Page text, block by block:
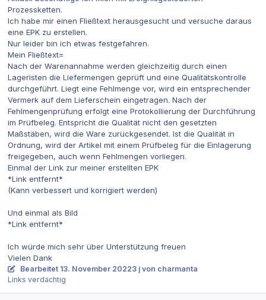
Prozessketten.
Ich habe mir einen Fließtext herausgesucht und versuche daraus
eine EPK zu erstellen.
Nur leider bin ich etwas festgefahren.
Mein Fließtext=
Nach der Warenannahme werden gleichzeitig durch einen
Lageristen die Liefermengen geprüft und eine Qualitätskontrolle
durchgeführt. Liegt eine Fehlmenge vor, wird ein entsprechender
Vermerk auf dem Lieferschein eingetragen. Nach der
Fehlmengenprüfung erfolgt eine Protokollierung der Durchführung
im Prüfbeleg. Entspricht die Qualität nicht den gesetzten
Maßstäben, wird die Ware zurückgesendet. Ist die Qualität in
Ordnung, wird der Artikel mit einem Prüfbeleg für die Einlagerung
freigegeben, auch wenn Fehlmengen vorliegen.
Einmal der Link zur meiner erstellten EPK
*Link entfernt*
(Kann verbessert und korrigiert werden)
Und einmal als Bild
*Link entfernt*
Ich würde mich sehr über Unterstützung freuen
Vielen Dank
Bearbeitet 13. November 20223 j von charmanta
Links verdächtig